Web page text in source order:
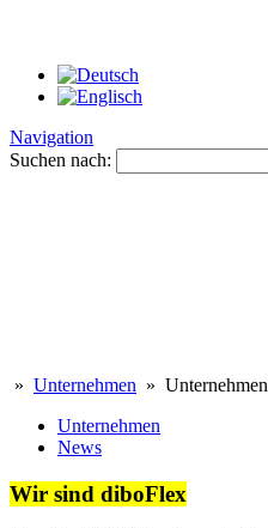
Navigation
Suchen nach:
» Unternehmen » Unternehmen
Unternehmen
News
Wir sind diboFlex